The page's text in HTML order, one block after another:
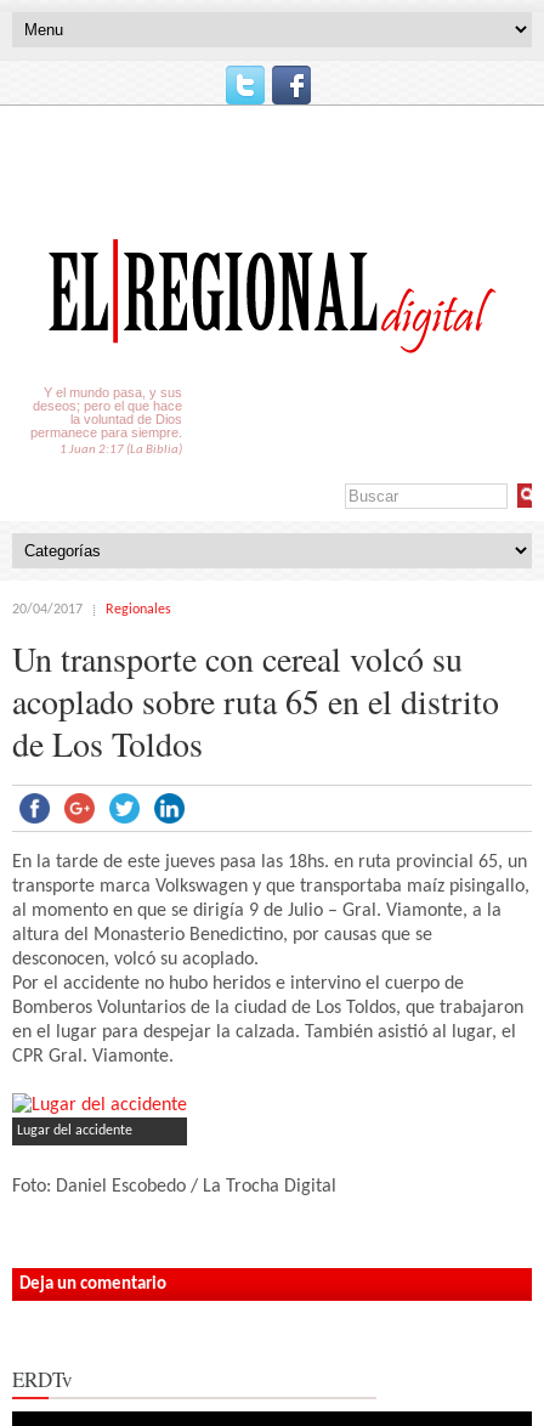
Y el mundo pasa, y sus
deseos; pero el que hace
la voluntad de Dios
permanece para siempre.
1 Juan 2:17 (La Biblia)
20/04/2017 Regionales
Un transporte con cereal volcó su
acoplado sobre ruta 65 en el distrito
de Los Toldos
En la tarde de este jueves pasa las 18hs. en ruta provincial 65, un
transporte marca Volkswagen y que transportaba maíz pisingallo,
al momento en que se dirigía 9 de Julio – Gral. Viamonte, a la
altura del Monasterio Benedictino, por causas que se
desconocen, volcó su acoplado.
Por el accidente no hubo heridos e intervino el cuerpo de
Bomberos Voluntarios de la ciudad de Los Toldos, que trabajaron
en el lugar para despejar la calzada. También asistió al lugar, el
CPR Gral. Viamonte.
Lugar del accidente
Foto: Daniel Escobedo / La Trocha Digital
Deja un comentario
ERDTv